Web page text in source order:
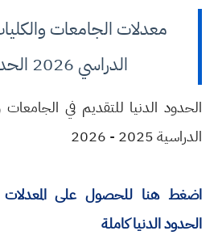
معدلات الجامعات
الدراسي 2026 الحدود الدنيا
الحدود الدنيا للتقديم في الجامعات
الدراسية 2025 - 2026
الحدود الدنيا كاملة